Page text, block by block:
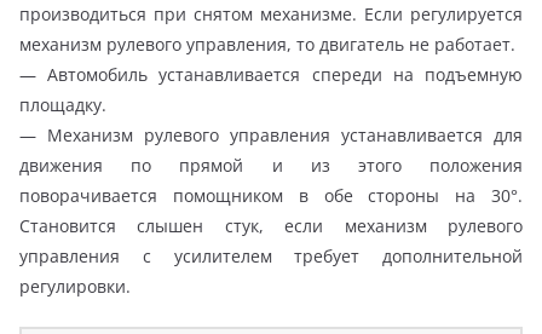
производиться при снятом механизме. Если регулируется
механизм рулевого управления, то двигатель не работает.
— Автомобиль устанавливается спереди на подъемную
площадку.
— Механизм рулевого управления устанавливается для
движения по прямой и из этого положения
поворачивается помощником в обе стороны на 30°.
Становится слышен стук, если механизм рулевого
управления с усилителем требует дополнительной
регулировки.